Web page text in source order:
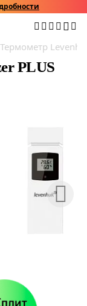
Термометр
PLUS